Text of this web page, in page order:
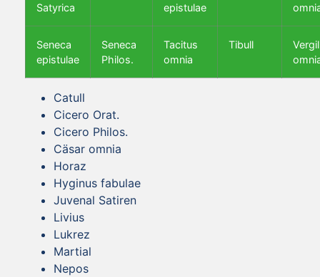
Satyrica
epistulae
Seneca
epistulae
Seneca
Philos.
Tacitus
omnia
Tibull
Vergil
Catull
Cicero Orat.
Cicero Philos.
Cäsar omnia
Horaz
Hyginus fabulae
Juvenal Satiren
Livius
Lukrez
Martial
Nepos